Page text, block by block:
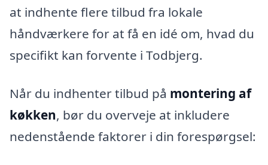
at indhente flere tilbud fra lokale
håndværkere for at få en idé om, hvad du
specifikt kan forvente i Todbjerg.
Når du indhenter tilbud på montering af
køkken, bør du overveje at inkludere
nedenstående faktorer i din forespørgsel: